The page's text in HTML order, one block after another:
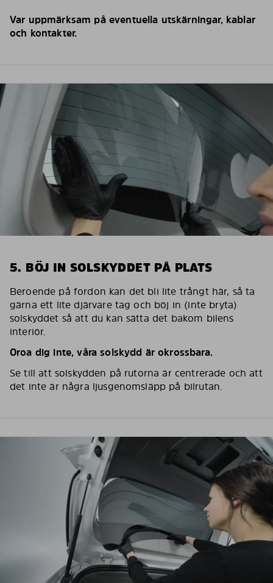
Var uppmärksam på eventuella utskärningar, kablar
och kontakter.
5. BÖJ IN SOLSKYDDET PÅ PLATS
Beroende på fordon kan det bli lite trångt här, så ta
gärna ett lite djärvare tag och böj in (inte bryta)
solskyddet så att du kan sätta det bakom bilens
interiör.
Oroa dig inte, våra solskydd är okrossbara.
Se till att solskydden på rutorna är centrerade och att
det inte är några ljusgenomsläpp på bilrutan.